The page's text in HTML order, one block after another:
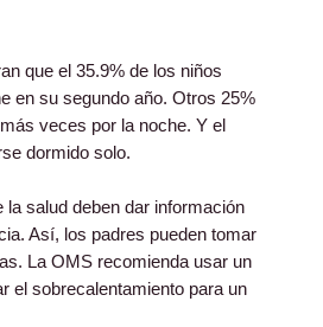
que el 35.9% de los niños
en su segundo año. Otros 25%
veces por la noche. Y el
dormido solo.
la salud deben dar información
Así, los padres pueden tomar
La OMS recomienda usar un
el sobrecalentamiento para un